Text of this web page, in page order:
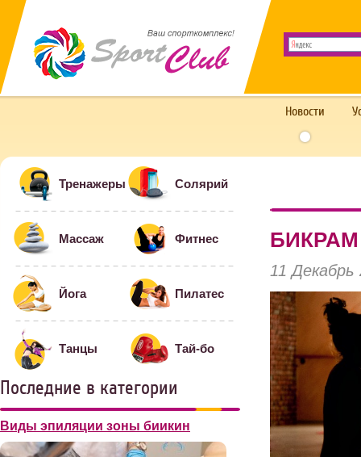
Новости
Тренажеры Солярий
Массаж Фитнес
Йога Пилатес
Танцы Тай-бо
Последние в категории
Виды эпиляции зоны биикин
11 Декабрь